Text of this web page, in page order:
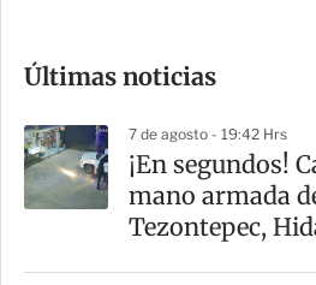
m
a
r
t
Últimas noticias
7 de agosto - 19:42 Hrs
¡En segundos!
mano armada
Tezontepec,